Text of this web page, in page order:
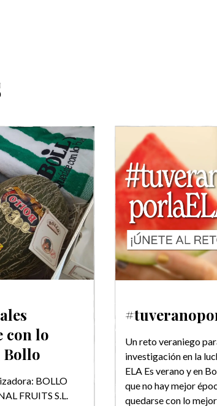
con lo
Bollo
BOLLO
FRUITS S.L.
Un reto veraniego
investigación en la
ELA Es verano y en
que no hay mejor
quedarse con lo